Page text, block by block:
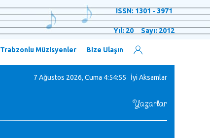
ISSN: 1301 - 3971
Yıl: 20 Sayı: 2012
Trabzonlu Müzisyenler Bize Ulaşın
7 Ağustos 2026, Cuma 4:54:56 İyi Aksamlar
Yazarlar